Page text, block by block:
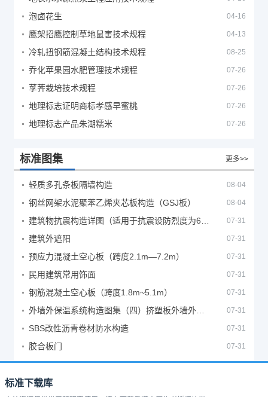
泡卤花生 04-16
鹰架招鹰控制草地鼠害技术规程 04-13
冷轧扭钢筋混凝土结构技术规程 08-25
乔化苹果园水肥管理技术规程 07-26
莩荠栽培技术规程 07-26
地理标志证明商标孝感早蜜桃 07-26
地理标志产品朱湖糯米 07-26
标准图集 更多>>
轻质多孔条板隔墙构造 08-04
钢丝网架水泥聚苯乙烯夹芯板构造（GSJ板） 08-04
07-31
建筑外遮阳 07-31
预应力混凝土空心板（跨度2.1m—7.2m） 07-31
民用建筑常用饰面 07-31
钢筋混凝土空心板（跨度1.8m~5.1m） 07-31
07-31
SBS改性沥青卷材防水构造 07-31
胶合板门 07-31
标准下载库